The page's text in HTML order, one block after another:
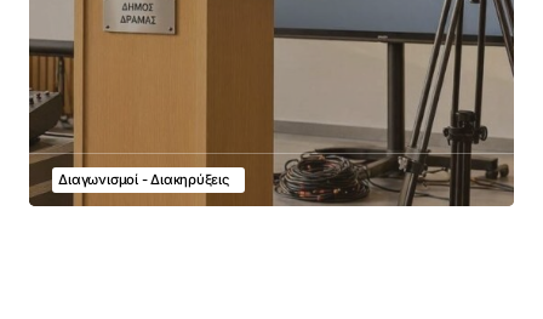
Διαγωνισμοί - Διακηρύξεις